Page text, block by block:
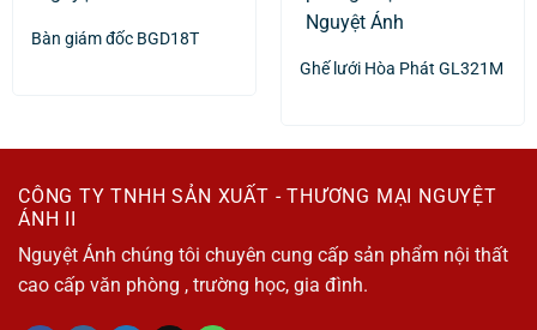
Bàn giám đốc BGD18T
Ghế lưới Hòa Phát GL321M
CÔNG TY TNHH SẢN XUẤT - THƯƠNG MẠI NGUYỆT
ÁNH II
Nguyệt Ánh chúng tôi chuyên cung cấp sản phẩm nội thất
cao cấp văn phòng , trường học, gia đình.